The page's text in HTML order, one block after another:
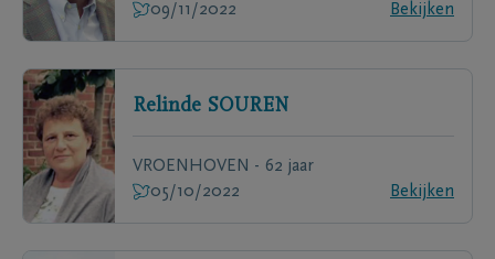
09/11/2022
Bekijken
Relinde SOUREN
VROENHOVEN - 62 jaar
05/10/2022
Bekijken